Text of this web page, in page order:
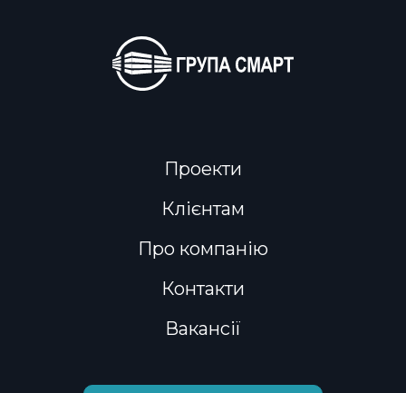
Проекти
Клієнтам
Про компанію
Контакти
Вакансії